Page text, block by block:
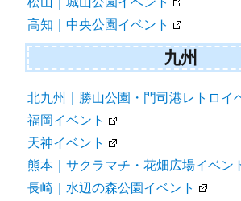
高知｜中央公園イベント
九州
北九州｜勝山公園・門司港レトロイ
福岡イベント
天神イベント
熊本｜サクラマチ・花畑広場イベン
長崎｜水辺の森公園イベント